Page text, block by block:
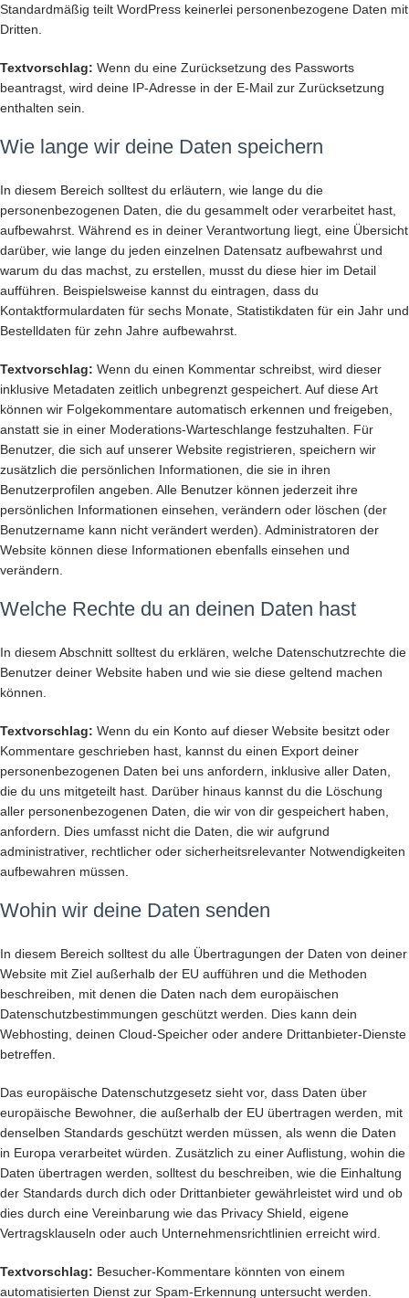
Standardmäßig teilt WordPress keinerlei personenbezogene Daten mit
Dritten.
Textvorschlag: Wenn du eine Zurücksetzung des Passworts
beantragst, wird deine IP-Adresse in der E-Mail zur Zurücksetzung
enthalten sein.
Wie lange wir deine Daten speichern
In diesem Bereich solltest du erläutern, wie lange du die
personenbezogenen Daten, die du gesammelt oder verarbeitet hast,
aufbewahrst. Während es in deiner Verantwortung liegt, eine Übersicht
darüber, wie lange du jeden einzelnen Datensatz aufbewahrst und
warum du das machst, zu erstellen, musst du diese hier im Detail
aufführen. Beispielsweise kannst du eintragen, dass du
Kontaktformulardaten für sechs Monate, Statistikdaten für ein Jahr und
Bestelldaten für zehn Jahre aufbewahrst.
Textvorschlag: Wenn du einen Kommentar schreibst, wird dieser
inklusive Metadaten zeitlich unbegrenzt gespeichert. Auf diese Art
können wir Folgekommentare automatisch erkennen und freigeben,
anstatt sie in einer Moderations-Warteschlange festzuhalten. Für
Benutzer, die sich auf unserer Website registrieren, speichern wir
zusätzlich die persönlichen Informationen, die sie in ihren
Benutzerprofilen angeben. Alle Benutzer können jederzeit ihre
persönlichen Informationen einsehen, verändern oder löschen (der
Benutzername kann nicht verändert werden). Administratoren der
Website können diese Informationen ebenfalls einsehen und
verändern.
Welche Rechte du an deinen Daten hast
In diesem Abschnitt solltest du erklären, welche Datenschutzrechte die
Benutzer deiner Website haben und wie sie diese geltend machen
können.
Textvorschlag: Wenn du ein Konto auf dieser Website besitzt oder
Kommentare geschrieben hast, kannst du einen Export deiner
personenbezogenen Daten bei uns anfordern, inklusive aller Daten,
die du uns mitgeteilt hast. Darüber hinaus kannst du die Löschung
aller personenbezogenen Daten, die wir von dir gespeichert haben,
anfordern. Dies umfasst nicht die Daten, die wir aufgrund
administrativer, rechtlicher oder sicherheitsrelevanter Notwendigkeiten
aufbewahren müssen.
Wohin wir deine Daten senden
In diesem Bereich solltest du alle Übertragungen der Daten von deiner
Website mit Ziel außerhalb der EU aufführen und die Methoden
beschreiben, mit denen die Daten nach dem europäischen
Datenschutzbestimmungen geschützt werden. Dies kann dein
Webhosting, deinen Cloud-Speicher oder andere Drittanbieter-Dienste
betreffen.
Das europäische Datenschutzgesetz sieht vor, dass Daten über
europäische Bewohner, die außerhalb der EU übertragen werden, mit
denselben Standards geschützt werden müssen, als wenn die Daten
in Europa verarbeitet würden. Zusätzlich zu einer Auflistung, wohin die
Daten übertragen werden, solltest du beschreiben, wie die Einhaltung
der Standards durch dich oder Drittanbieter gewährleistet wird und ob
dies durch eine Vereinbarung wie das Privacy Shield, eigene
Vertragsklauseln oder auch Unternehmensrichtlinien erreicht wird.
Textvorschlag: Besucher-Kommentare könnten von einem
automatisierten Dienst zur Spam-Erkennung untersucht werden.